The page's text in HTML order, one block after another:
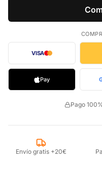
VISA
Pay
Pago
Envío gratis +20€